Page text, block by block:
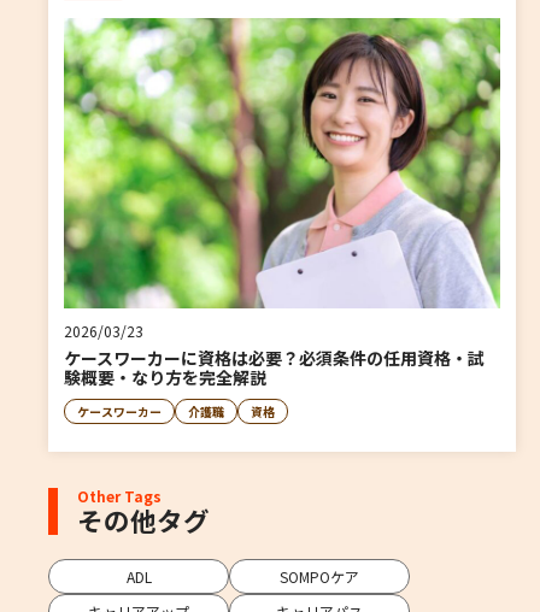
2026/03/23
ケースワーカーに資格は必要？必須条件の任用資格・試
験概要・なり方を完全解説
ケースワーカー 介護職 資格
Other Tags
その他タグ
ADL
SOMPOケア